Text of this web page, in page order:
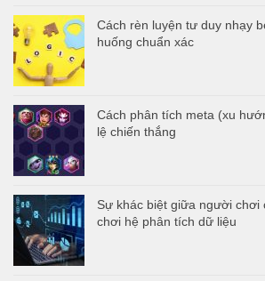
Cách rèn luyện tư duy nhạy
huống chuẩn xác
Cách phân tích meta (xu
lệ chiến thắng
Sự khác biệt giữa người chơi
chơi hệ phân tích dữ liệu